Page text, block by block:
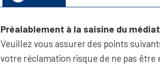
Préalablement à la saisine du
Veuillez vous assurer des points
votre réclamation risque de ne pas être